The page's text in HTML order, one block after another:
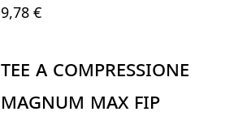
9,78 €
TEE A COMPRESSIONE
MAGNUM MAX FIP